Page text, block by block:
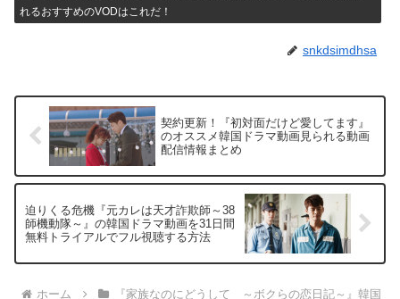
れるおすすめのVODはこれだ！
snkdsimdhsa
契約更新！『初対面だけど愛してます』
のオススメ韓国ドラマ動画見られる動画
配信情報まとめ
迫りくる危機『元カレは天才詐欺師～38
師機動隊～』の韓国ドラマ動画を31日間
無料トライアルでフル視聴する方法
ホーム
『家族なのにどうして ～ボクらの恋日記～』韓国